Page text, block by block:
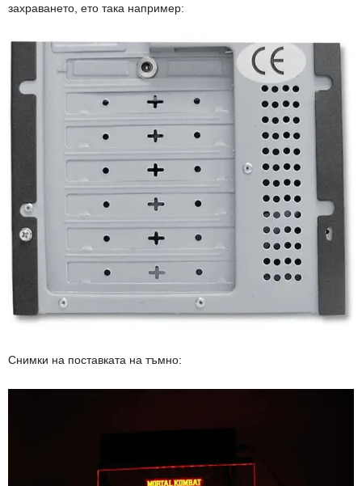
захраването, ето така например:
Снимки на поставката на тъмно: